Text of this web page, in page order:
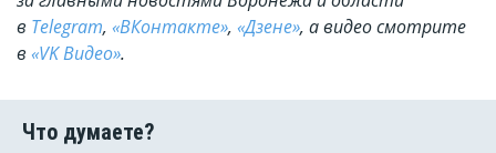
в Telegram, «ВКонтакте», «Дзене», а видео смотрите
в «VK Видео».